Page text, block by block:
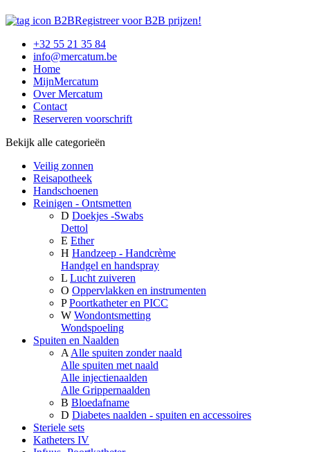
Registreer voor B2B prijzen!
+32 55 21 35 84
info@mercatum.be
Home
MijnMercatum
Over Mercatum
Contact
Reserveren voorschrift
Bekijk alle categorieën
Veilig zonnen
Reisapotheek
Handschoenen
Reinigen - Ontsmetten
D Doekjes -Swabs
Dettol
E Ether
H Handzeep - Handcrème
Handgel en handspray
L Lucht zuiveren
O Oppervlakken en instrumenten
P Poortkatheter en PICC
W Wondontsmetting
Wondspoeling
Spuiten en Naalden
A Alle spuiten zonder naald
Alle spuiten met naald
Alle injectienaalden
Alle Grippernaalden
B Bloedafname
D Diabetes naalden - spuiten en accessoires
Steriele sets
Katheters IV